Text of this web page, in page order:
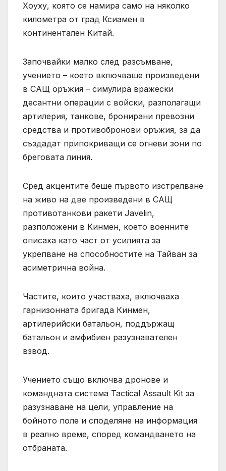
Хоуху, която се намира само на няколко
километра от град Ксиамен в
континентален Китай.
Започвайки малко след разсъмване,
учението – което включваше произведени
в САЩ оръжия – симулира вражески
десантни операции с войски, разполагащи
артилерия, танкове, бронирани превозни
средства и противобронови оръжия, за да
създадат припокриващи се огневи зони по
бреговата линия.
Сред акцентите беше първото изстрелване
на живо на две произведени в САЩ
противотанкови ракети Javelin,
разположени в Кинмен, което военните
описаха като част от усилията за
укрепване на способностите на Тайван за
асиметрична война.
Частите, които участваха, включваха
гарнизонната бригада Кинмен,
артилерийски батальон, поддържащ
батальон и амфибиен разузнавателен
взвод.
Учението също включва дронове и
командната система Tactical Assault Kit за
разузнаване на цели, управление на
бойното поле и споделяне на информация
в реално време, според командването на
отбраната.